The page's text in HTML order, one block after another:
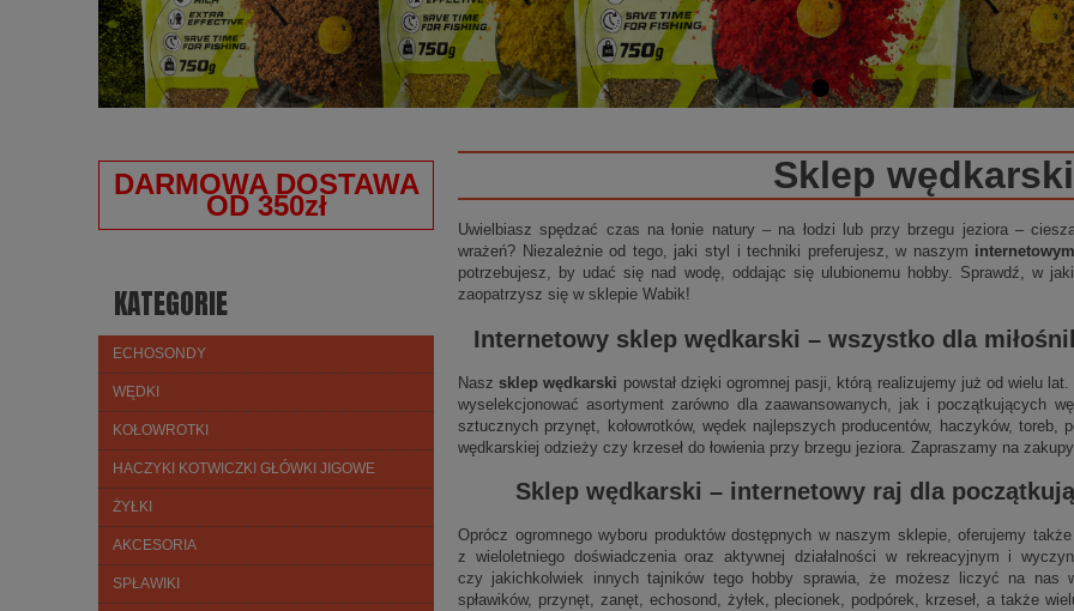
DARMOWA DOSTAWA
OD 350zł
KATEGORIE
ECHOSONDY
WĘDKI
KOŁOWROTKI
HACZYKI KOTWICZKI GŁÓWKI JIGOWE
ŻYŁKI
AKCESORIA
SPŁAWIKI
Sklep wędkarski
Uwielbiasz spędzać czas na łonie natury – na łodzi lub przy brzegu jeziora –
wrażeń? Niezależnie od tego, jaki styl i techniki preferujesz, w naszym
potrzebujesz, by udać się nad wodę, oddając się ulubionemu hobby. Sprawdź, w
zaopatrzysz się w sklepie Wabik!
Internetowy sklep wędkarski – wszystko dla
Naszsklep wędkarski powstał dzięki ogromnej pasji, którą realizujemy już od wielu
wyselekcjonować asortyment zarówno dla zaawansowanych, jak i początkujących
sztucznych przynęt, kołowrotków, wędek najlepszych producentów, haczyków, toreb,
wędkarskiej odzieży czy krzeseł do łowienia przy brzegu jeziora. Zapraszamy na
Sklep wędkarski – internetowyraj dla
Oprócz ogromnego wyboru produktów dostępnych w naszym sklepie, oferujemy
z wieloletniego doświadczenia oraz aktywnej działalności w rekreacyjnym i
czy jakichkolwiek innych tajników tego hobby sprawia, że możesz liczyć na nas
spławików, przynęt, zanęt, echosond, żyłek, plecionek, podpórek, krzeseł, a także